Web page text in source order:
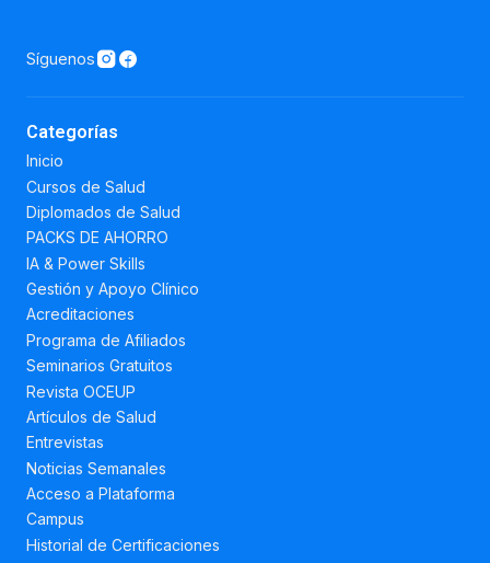
Síguenos
Categorías
Inicio
Cursos de Salud
Diplomados de Salud
PACKS DE AHORRO
IA & Power Skills
Gestión y Apoyo Clínico
Acreditaciones
Programa de Afiliados
Seminarios Gratuitos
Revista OCEUP
Artículos de Salud
Entrevistas
Noticias Semanales
Acceso a Plataforma
Campus
Historial de Certificaciones